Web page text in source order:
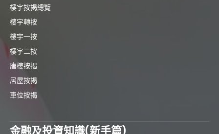
樓宇按揭總覽
樓宇轉按
樓宇一按
樓宇二按
唐樓按揭
居屋按揭
車位按揭
金融及投資知識(新手篇)